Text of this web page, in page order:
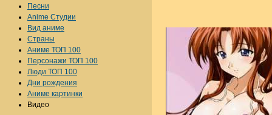
Песни
Anime Студии
Вид аниме
Страны
Аниме ТОП 100
Персонажи ТОП 100
Люди ТОП 100
Дни рождения
Аниме картинки
Видео